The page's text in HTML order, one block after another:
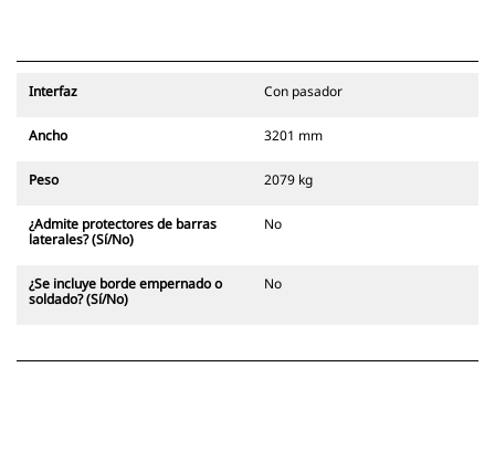
Interfaz Con pasador
Ancho 3201 mm
Peso 2079 kg
¿Admite protectores de barras
laterales? (Sí/No)
No
¿Se incluye borde empernado o
soldado? (Sí/No)
No